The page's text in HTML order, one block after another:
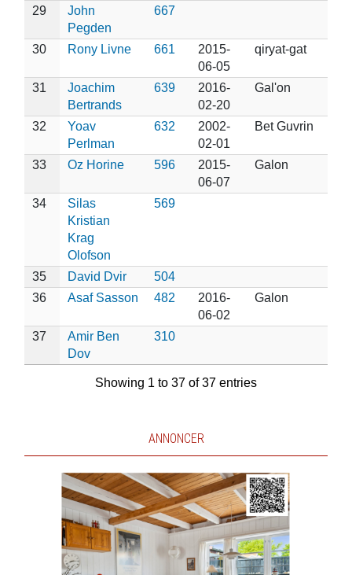
29
John
Pegden
667
30 Rony Livne 661
2015-
06-05
qiryat-gat
31
Joachim
Bertrands
639
2016-
02-20
Gal'on
32
Yoav
Perlman
632
2002-
02-01
Bet Guvrin
33 Oz Horine 596
2015-
06-07
Galon
34
Silas
Kristian
Krag
Olofson
569
35 David Dvir
504
36
Asaf Sasson 482
2016-
06-02
Galon
37
Amir Ben
Dov
310
Showing 1 to 37 of 37 entries
ANNONCER